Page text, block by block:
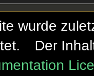
wurde
Der